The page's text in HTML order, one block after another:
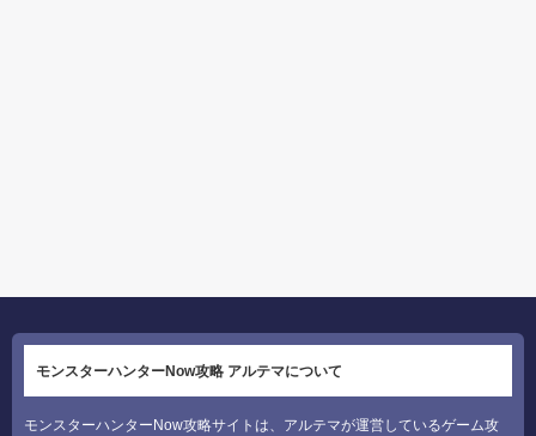
モンスターハンターNow攻略 アルテマについて
モンスターハンターNow攻略サイトは、アルテマが運営しているゲーム攻